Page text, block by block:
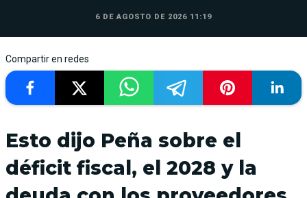
6 DE AGOSTO DE 2026 11:19
Compartir en redes
Esto dijo Peña sobre el
déficit fiscal, el 2028 y la